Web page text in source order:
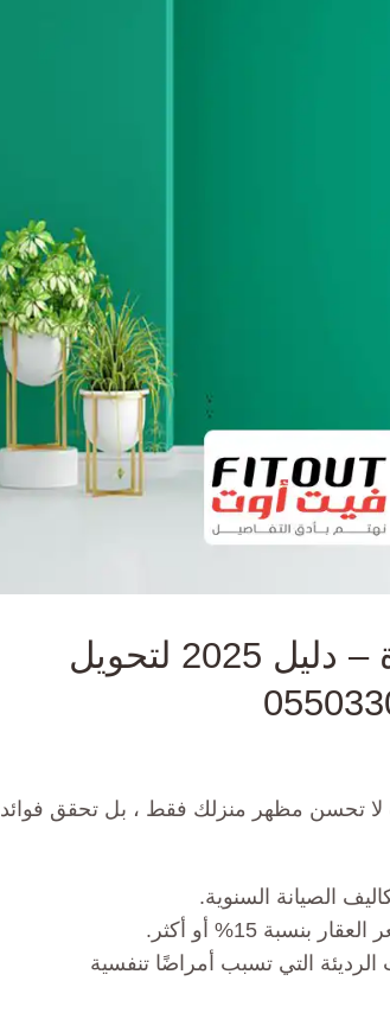
أفضل معلم دهانات في جدة – دليل 2025 لتحويل
لا تحسن مظهر منزلك فقط ، بل تحقق فوائد
15% أو أكثر.
التي تسبب أمراضًا تنفسية